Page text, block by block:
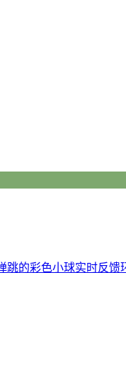
的彩色小球实时反馈